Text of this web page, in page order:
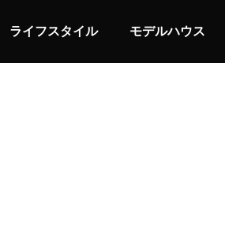
ライフスタイル モデルハウス